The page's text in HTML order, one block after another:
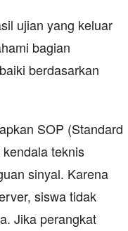
ujian yang keluar
bagian
berdasarkan
SOP (Standard
teknis
sinyal. Karena
siswa tidak
Jika perangkat